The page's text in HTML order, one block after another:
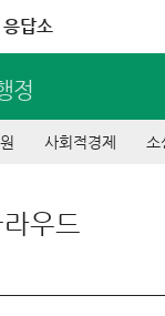
응답소
정
사회적경제 소
우드